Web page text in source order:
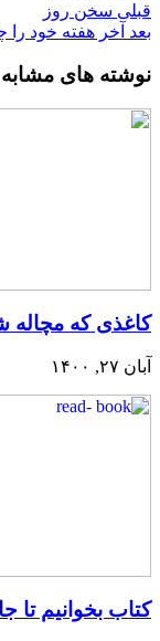
قبلی سخن روز
بعد آخر هفته خود را
نوشته های مشابه
کاغذی که مچاله
آبان ۲۷, ۱۴۰۰
کتاب بخوانیم تا